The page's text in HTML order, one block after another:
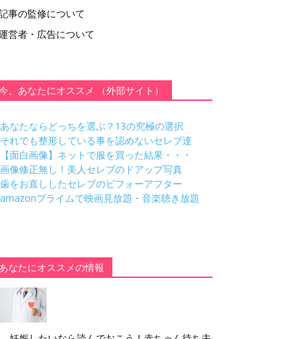
事の監修について
営者・広告について
、あなたにオススメ （外部サイト）
あなたならどっちを選ぶ？13の究極の選択
それでも整形している事を認めないセレブ達
【面白画像】ネットで服を買った結果・・・
画像修正無し！美人セレブのドアップ写真
歯をお直ししたセレブのビフォーアフター
amazonプライムで映画見放題・音楽聴き放題
あなたにオススメの情報